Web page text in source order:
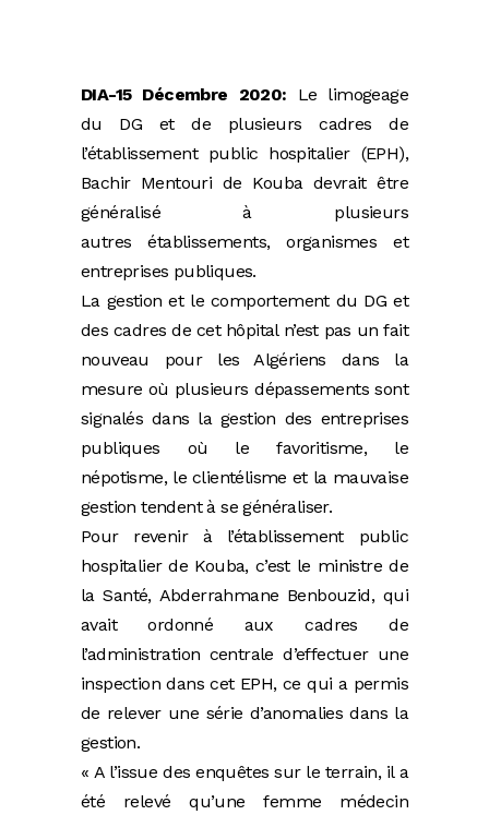
DIA-15 Décembre 2020: Le limogeage
du DG et de plusieurs cadres de
l’établissement public hospitalier (EPH),
Bachir Mentouri de Kouba devrait être
généralisé à plusieurs
autres établissements, organismes et
entreprises publiques.
La gestion et le comportement du DG et
des cadres de cet hôpital n’est pas un fait
nouveau pour les Algériens dans la
mesure où plusieurs dépassements sont
signalés dans la gestion des entreprises
publiques où le favoritisme, le
népotisme, le clientélisme et la mauvaise
gestion tendent à se généraliser.
Pour revenir à l’établissement public
hospitalier de Kouba, c’est le ministre de
la Santé, Abderrahmane Benbouzid, qui
avait ordonné aux cadres de
l’administration centrale d’effectuer une
inspection dans cet EPH, ce qui a permis
de relever une série d’anomalies dans la
gestion.
« A l’issue des enquêtes sur le terrain, il a
été relevé qu’une femme médecin